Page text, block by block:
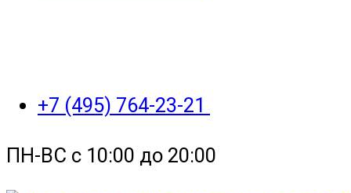
+7 (495) 764-23-21
ПН-ВС с 10:00 до 20:00